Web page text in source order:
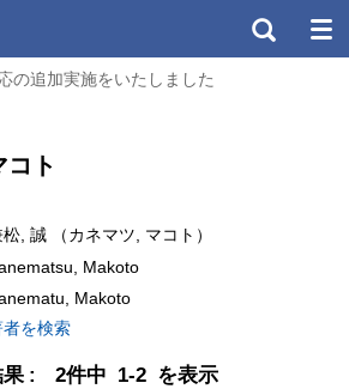
の追加実施をいたしました
コト
, 誠 （カネマツ, マコト）
Makoto
Makoto
を検索
2件中 1-2 を表示